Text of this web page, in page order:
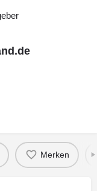
Merken